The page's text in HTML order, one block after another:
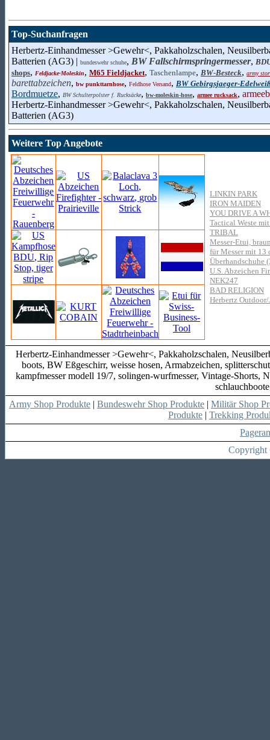
Top-Suchanfragen
Herbertz-Einhandmesser >Gewehr<, Pakkaholzschalen,
Batterien (AG3) | bundeswehr schuhe, BW Fallschirmspringermesser,
shops, Feldjacke-Moleskin, M65 Fieldjacket, Taschenlampe, BW-Besteck, army
barettabzeichen, bw punkttarnhose, Feldhose Versand, BW Gebirgsjaeger-
Bordmuetze, BW Schulterpolster f. Rucksäcke, bw-moleskin-hose, armee rucksack,
Herbertz-Einhandmesser >Gewehr<, Pakkaholzschalen,
Batterien (AG3)
Weitere Top Angebote
LINKIN PARK
IRON MAIDEN
YOU DRIVE A
Tactical Weste
TRIBAL
Messer-Etui,
für Messer mit 13
Überhandschuhe
U.S. Abzeichen
NEK247
BAD RELIGION
Herbertz
Herbertz-Einhandmesser >Gewehr<, Pakkaholzschalen,
boots, BW Eßgeschirr, weisse hosen, Armabzeichen,
kampfmesser modell 19/7, solingen-wurfmesser, Vintage-Shorts,
Army Shop Produkte | Bundeswehr Shop Produkte | Militär Shop
Produkte | Trekking